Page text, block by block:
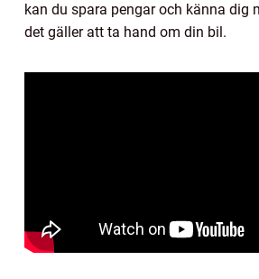
kan du spara pengar och känna dig
det gäller att ta hand om din bil.